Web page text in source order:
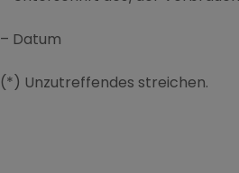
– Datum
(*) Unzutreffendes streichen.